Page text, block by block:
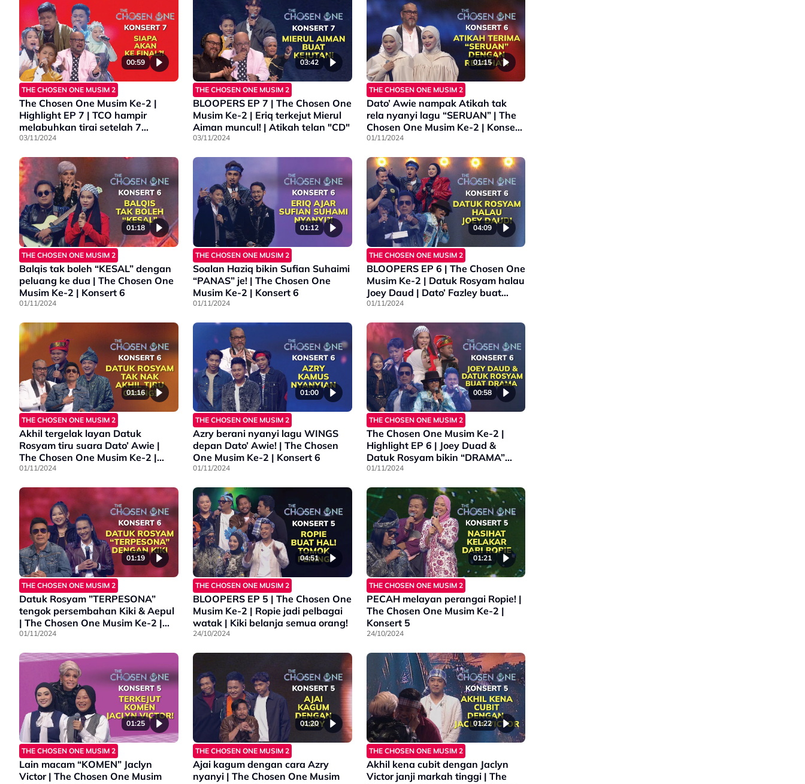
00:59
THE CHOSEN ONE MUSIM 2
The Chosen One Musim Ke-2 |
Highlight EP 7 | TCO hampir
melabuhkan tirai setelah 7
minggu berentap!
03/11/2024
03:42
THE CHOSEN ONE MUSIM 2
BLOOPERS EP 7 | The Chosen One
Musim Ke-2 | Eriq terkejut Mierul
Aiman muncul! | Atikah telan "CD"
03/11/2024
01:15
THE CHOSEN ONE MUSIM 2
Dato’ Awie nampak Atikah tak
rela nyanyi lagu “SERUAN” | The
Chosen One Musim Ke-2 | Konsert
6
01/11/2024
01:18
THE CHOSEN ONE MUSIM 2
Balqis tak boleh “KESAL” dengan
peluang ke dua | The Chosen One
Musim Ke-2 | Konsert 6
01/11/2024
01:12
THE CHOSEN ONE MUSIM 2
Soalan Haziq bikin Sufian Suhaimi
“PANAS” je! | The Chosen One
Musim Ke-2 | Konsert 6
01/11/2024
04:09
THE CHOSEN ONE MUSIM 2
BLOOPERS EP 6 | The Chosen One
Musim Ke-2 | Datuk Rosyam halau
Joey Daud | Dato’ Fazley buat
kejutan
01/11/2024
01:16
THE CHOSEN ONE MUSIM 2
Akhil tergelak layan Datuk
Rosyam tiru suara Dato’ Awie |
The Chosen One Musim Ke-2 |
Konsert 6
01/11/2024
01:00
THE CHOSEN ONE MUSIM 2
Azry berani nyanyi lagu WINGS
depan Dato’ Awie! | The Chosen
One Musim Ke-2 | Konsert 6
01/11/2024
00:58
THE CHOSEN ONE MUSIM 2
The Chosen One Musim Ke-2 |
Highlight EP 6 | Joey Duad &
Datuk Rosyam bikin “DRAMA”
peningkan Juri!
01/11/2024
01:19
THE CHOSEN ONE MUSIM 2
Datuk Rosyam ”TERPESONA”
tengok persembahan Kiki & Aepul
| The Chosen One Musim Ke-2 |
Konsert 6
01/11/2024
04:51
THE CHOSEN ONE MUSIM 2
BLOOPERS EP 5 | The Chosen One
Musim Ke-2 | Ropie jadi pelbagai
watak | Kiki belanja semua orang!
24/10/2024
01:21
THE CHOSEN ONE MUSIM 2
PECAH melayan perangai Ropie! |
The Chosen One Musim Ke-2 |
Konsert 5
24/10/2024
01:25
THE CHOSEN ONE MUSIM 2
Lain macam “KOMEN” Jaclyn
Victor | The Chosen One Musim
01:20
THE CHOSEN ONE MUSIM 2
Ajai kagum dengan cara Azry
nyanyi | The Chosen One Musim
01:22
THE CHOSEN ONE MUSIM 2
Akhil kena cubit dengan Jaclyn
Victor janji markah tinggi | The